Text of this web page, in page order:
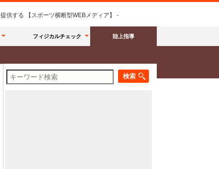
供する 【スポーツ横断型WEBメディア】 -
フィジカルチェック 陸上指導